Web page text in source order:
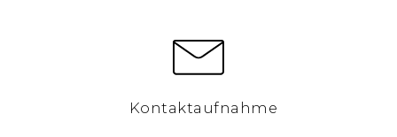
Kontaktaufnahme